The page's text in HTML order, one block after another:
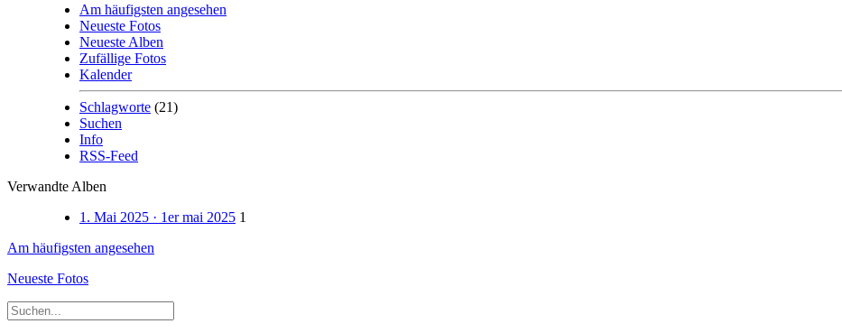
Am häufigsten angesehen
Neueste Fotos
Neueste Alben
Zufällige Fotos
Kalender
Schlagworte (21)
Suchen
Info
RSS-Feed
Verwandte Alben
1. Mai 2025 · 1er mai 2025 1
Am häufigsten angesehen
Neueste Fotos